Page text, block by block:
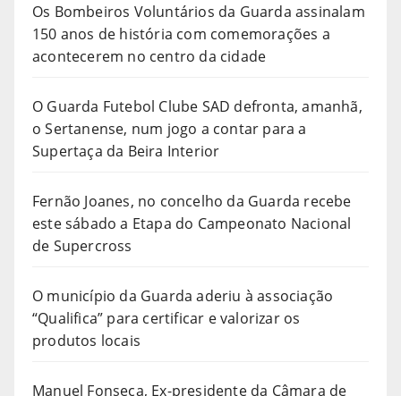
Os Bombeiros Voluntários da Guarda assinalam
150 anos de história com comemorações a
acontecerem no centro da cidade
O Guarda Futebol Clube SAD defronta, amanhã,
o Sertanense, num jogo a contar para a
Supertaça da Beira Interior
Fernão Joanes, no concelho da Guarda recebe
este sábado a Etapa do Campeonato Nacional
de Supercross
O município da Guarda aderiu à associação
“Qualifica” para certificar e valorizar os
produtos locais
Manuel Fonseca, Ex-presidente da Câmara de